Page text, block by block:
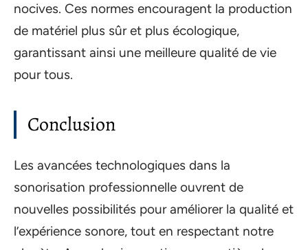
nocives. Ces normes encouragent la production
de matériel plus sûr et plus écologique,
garantissant ainsi une meilleure qualité de vie
pour tous.
Conclusion
Les avancées technologiques dans la
sonorisation professionnelle ouvrent de
nouvelles possibilités pour améliorer la qualité et
l’expérience sonore, tout en respectant notre